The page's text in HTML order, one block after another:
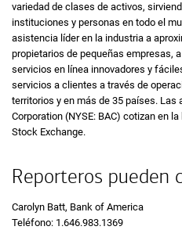
variedad de clases de activos,
instituciones y personas en todo el
asistencia líder en la industria a
propietarios de pequeñas empresas,
servicios en línea innovadores y
servicios a clientes a través de
territorios y en más de 35 países. Las
Corporation (N Y S E B A C
NYSE: BAC) cotizan en la
Stock Exchange.
Reporteros pueden
Carolyn Batt, Bank of America
Teléfono: 1 6 4 6 9 8 3 1 3 6 9
1.646.983.1369